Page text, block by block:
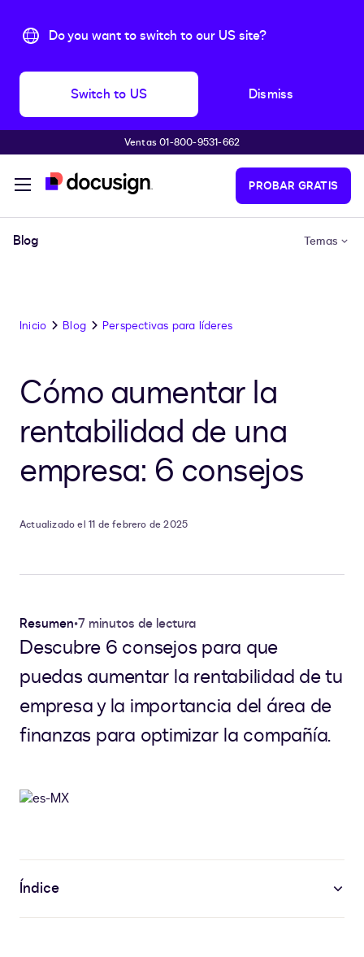
Do you want to switch to our US site?
Switch to US Dismiss
Accede al contenido principalVentas 01-800-9531-662
PROBAR GRATIS
Blog Temas
Inicio Blog Perspectivas para líderes
Cómo aumentar la
rentabilidad de una
empresa: 6 consejos
Actualizado el 11 de febrero de 2025
Resumen•7 minutos de lectura
Descubre 6 consejos para que
puedas aumentar la rentabilidad de tu
empresa y la importancia del área de
finanzas para optimizar la compañía.
Índice